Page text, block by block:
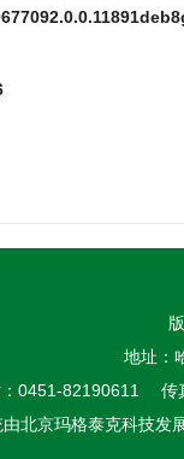
地址：
：0451-82190611 传
北京玛格泰克科技发